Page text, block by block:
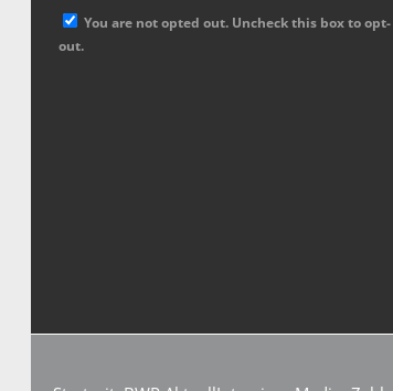
You are not opted out. Uncheck this box to opt-
out.